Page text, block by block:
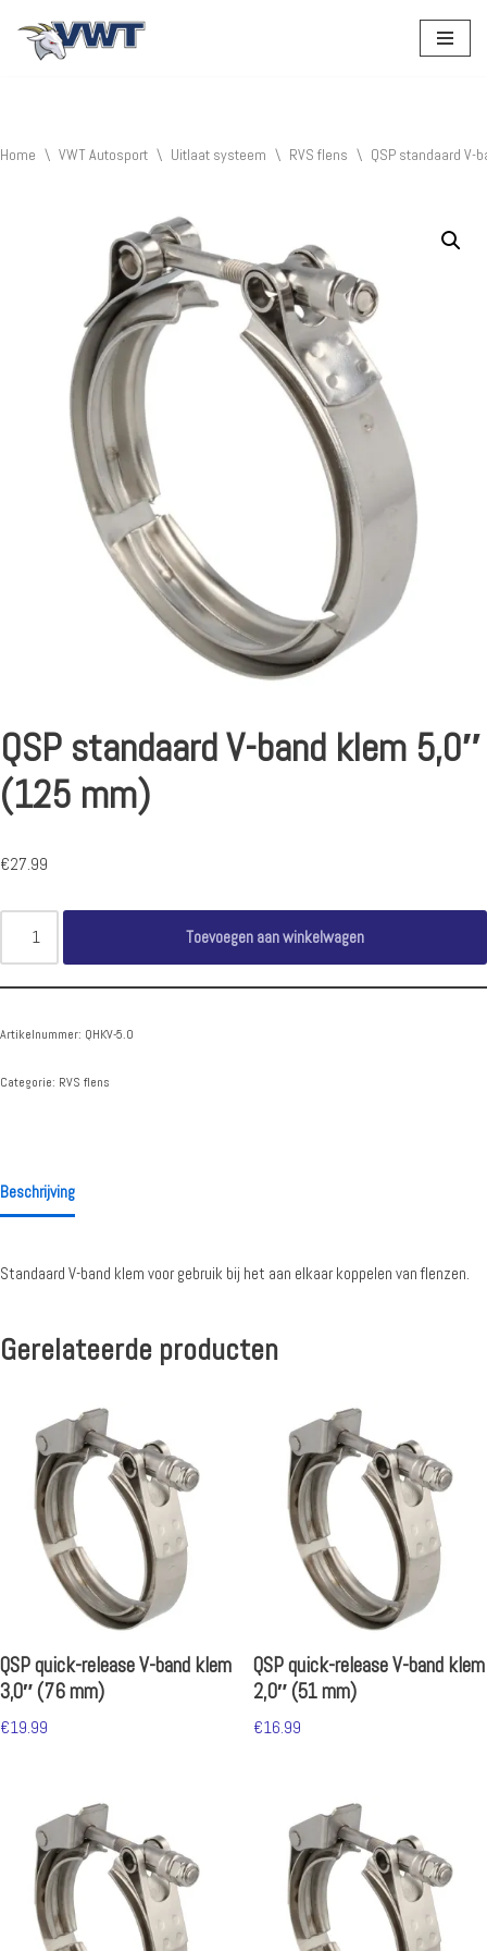
Home \ VWT Autosport \ Uitlaat systeem \ RVS flens \ QSP standaard V-
QSP standaard V-band klem 5,0″
(125 mm)
€27.99
Toevoegen aan winkelwagen
Artikelnummer: QHKV-5.0
Categorie: RVS flens
Beschrijving
Standaard V-band klem voor gebruik bij het aan elkaar koppelen van flenzen.
Gerelateerde producten
QSP quick-release V-band klem
3,0″ (76 mm)
€19.99
QSP quick-release V-band klem
2,0″ (51 mm)
€16.99